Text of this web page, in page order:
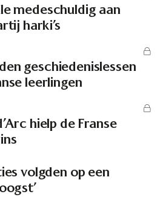
medeschuldig aan
harki’s
geschiedenislessen
leerlingen
hielp de Franse
volgden op een